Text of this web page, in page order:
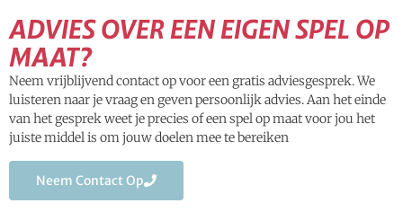
ADVIES OVER EEN EIGEN SPEL OP
MAAT?
Neem vrijblijvend contact op voor een gratis adviesgesprek. We
luisteren naar je vraag en geven persoonlijk advies. Aan het einde
van het gesprek weet je precies of een spel op maat voor jou het
juiste middel is om jouw doelen mee te bereiken
Neem Contact Op